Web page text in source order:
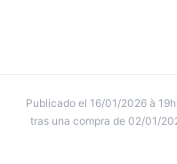
Publicado el 16/01/2026 à
tras una compra de 02/01/